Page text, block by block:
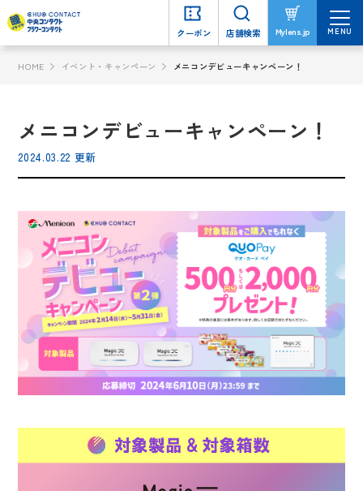
クーポン 店舗検索 Mylens.jp MENU
HOME イベント・キャンペーン メニコンデビューキャンペーン！
メニコンデビューキャンペーン！
2024.03.22 更新
クーポン 店舗検索 Mylens.jp MENU